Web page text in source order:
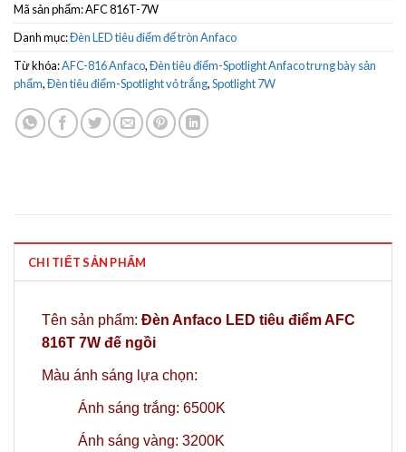
Mã sản phẩm:AFC 816T-7W
Danh mục:Đèn LED tiêu điểm đế tròn Anfaco
Từ khóa:AFC-816 Anfaco,Đèn tiêu điểm-Spotlight Anfaco trưng bày sản
phẩm,Đèn tiêu điểm-Spotlight vỏ trắng,Spotlight 7W
CHI TIẾT SẢN PHẨM
Tên sản phẩm: Đèn Anfaco LED tiêu điểm AFC
816T 7W đế ngồi
Màu ánh sáng lựa chọn:
Ánh sáng trắng: 6500K
Ánh sáng vàng: 3200K